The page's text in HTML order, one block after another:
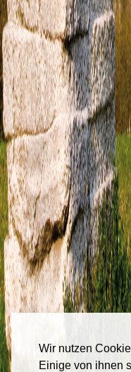
Wir nutzen
Einige von ihnen